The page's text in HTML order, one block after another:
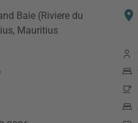
Baie (Riviere du
Mauritius